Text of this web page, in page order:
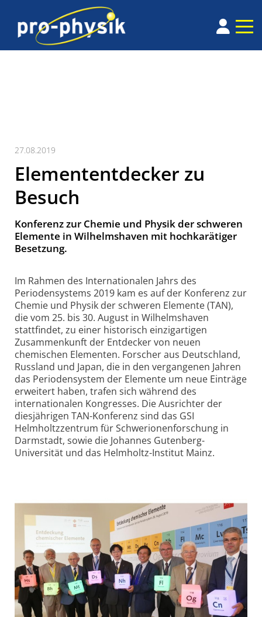
27.08.2019
Elemententdecker zu
Besuch
Konferenz zur Chemie und Physik der schweren
Elemente in Wilhelmshaven mit hochkarätiger
Besetzung.
Im Rahmen des Internationalen Jahrs des
Periodensystems 2019 kam es auf der Konferenz zur
Chemie und Physik der schweren Elemente (TAN),
die vom 25. bis 30. August in Wilhelmshaven
stattfindet, zu einer historisch einzigartigen
Zusammen­kunft der Entdecker von neuen
chemischen Elementen. Forscher aus Deutschland,
Russland und Japan, die in den vergangenen Jahren
das Periodensystem der Elemente um neue Einträge
erweitert haben, trafen sich während des
internationalen Kongresses. Die Ausrichter der
diesjährigen TAN-Konferenz sind das GSI
Helmholtzzentrum für Schwerionenforschung in
Darmstadt, sowie die Johannes Gutenberg-
Universität und das Helmholtz-Institut Mainz.